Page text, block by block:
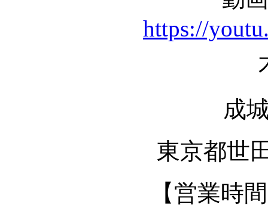
https://
成
東京都世
【営業時